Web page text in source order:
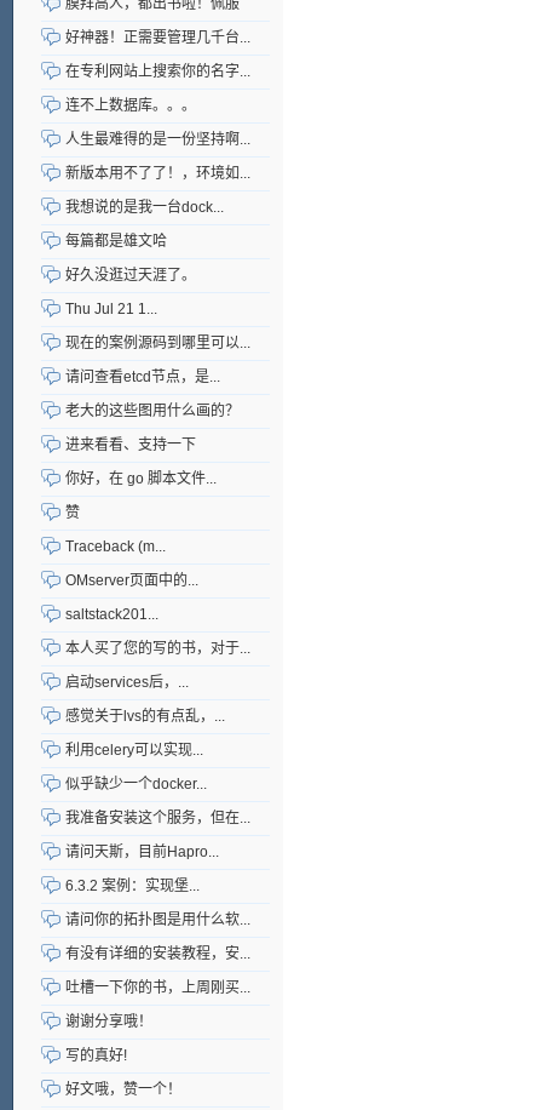
好神器！正需要管理几千台...
在专利网站上搜索你的名字...
连不上数据库。。。
人生最难得的是一份坚持啊...
新版本用不了了！，环境如...
我想说的是我一台dock...
每篇都是雄文哈
好久没逛过天涯了。
Thu Jul 21 1...
现在的案例源码到哪里可以...
请问查看etcd节点，是...
老大的这些图用什么画的？
进来看看、支持一下
你好，在 go 脚本文件...
赞
Traceback (m...
OMserver页面中的...
saltstack201...
本人买了您的写的书，对于...
启动services后，...
感觉关于lvs的有点乱，...
利用celery可以实现...
似乎缺少一个docker...
我准备安装这个服务，但在...
请问天斯，目前Hapro...
6.3.2 案例：实现堡...
请问你的拓扑图是用什么软...
有没有详细的安装教程，安...
吐槽一下你的书，上周刚买...
谢谢分享哦！
写的真好!
好文哦，赞一个！